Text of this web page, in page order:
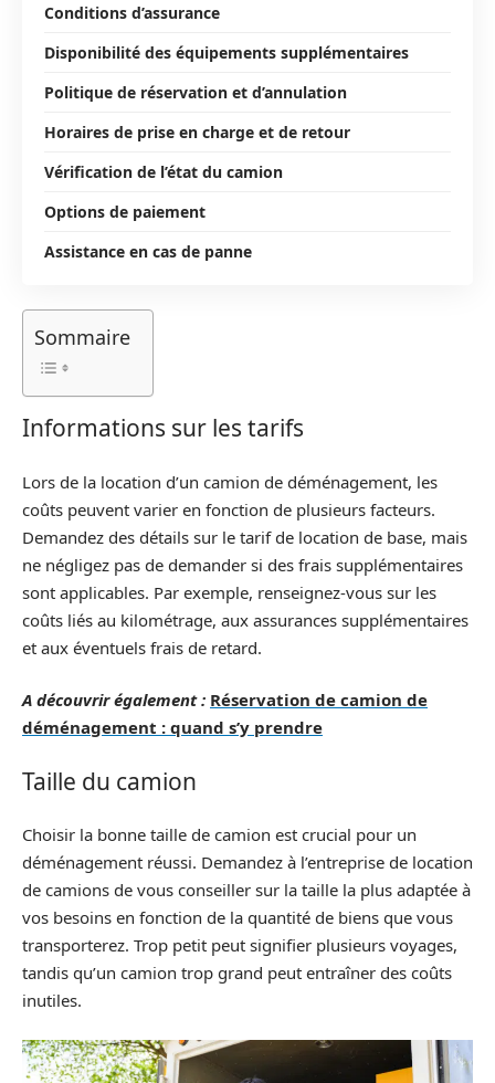
Conditions d’assurance
Disponibilité des équipements supplémentaires
Politique de réservation et d’annulation
Horaires de prise en charge et de retour
Vérification de l’état du camion
Options de paiement
Assistance en cas de panne
Sommaire
Informations sur les tarifs
Lors de la location d’un camion de déménagement, les
coûts peuvent varier en fonction de plusieurs facteurs.
Demandez des détails sur le tarif de location de base, mais
ne négligez pas de demander si des frais supplémentaires
sont applicables. Par exemple, renseignez-vous sur les
coûts liés au kilométrage, aux assurances supplémentaires
et aux éventuels frais de retard.
A découvrir également : Réservation de camion de
déménagement : quand s’y prendre
Taille du camion
Choisir la bonne taille de camion est crucial pour un
déménagement réussi. Demandez à l’entreprise de location
de camions de vous conseiller sur la taille la plus adaptée à
vos besoins en fonction de la quantité de biens que vous
transporterez. Trop petit peut signifier plusieurs voyages,
tandis qu’un camion trop grand peut entraîner des coûts
inutiles.